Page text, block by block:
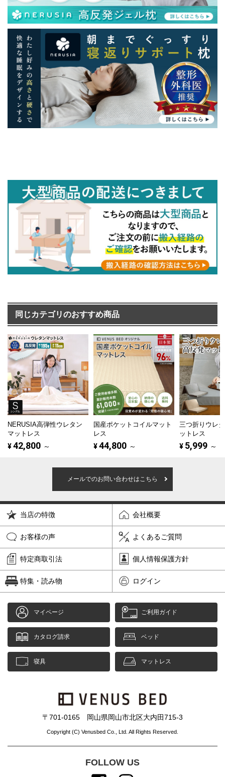
同じカテゴリのおすすめ商品
NERUSIA高弾性ウレタン
マットレス
¥42,800 ～
国産ポケットコイルマット
レス
¥44,800 ～
三つ折りウレ
ットレス
¥ 5,999 ～
メールでのお問い合わせはこちら
当店の特徴 会社概要
お客様の声 よくあるご質問
特定商取引法 個人情報保護方針
特集・読み物 ログイン
マイページ ご利用ガイド
カタログ請求 ベッド
寝具 マットレス
〒701-0165 岡山県岡山市北区大内田715-3
Copyright (C) Venusbed Co., Ltd. All Rights Reserved.
FOLLOW US